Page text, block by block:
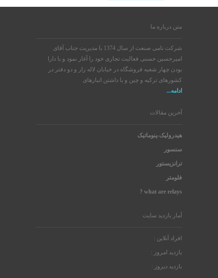
متن درباره ما
شرکت نامی صنعت از سال 1374 با مدیریت جناب آقای
امیرحسین حسنی فعالیت تجاری خود را آغار نمود و با دارا
بودن چهار شعبه فروشگاه در خیابان لاله زار و دو دفتر در
کشورهای ترکیه و چین و با داشتن انبارهای
ادامه...
آخرین مقالات
هیدرولیک-پنوماتیک
سنسور
ترانزیستور
فلومتر
what are relays ?
آمار بازدید سایت
افراد آنلاین :
بازدید امروز :
بازدید دیروز :